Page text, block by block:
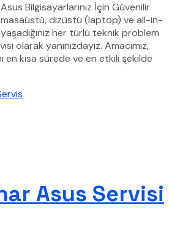
Bilgisayarlarınız İçin Güvenilir
masaüstü, dizüstü (laptop) ve all-in-
her türlü teknik problem
olarak yanınızdayız. Amacımız,
en kısa sürede ve en etkili şekilde
Asus Servisi